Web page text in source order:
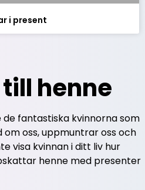
i present
henne
fantastiska kvinnorna som
om oss, uppmuntrar oss och
visa kvinnan i ditt liv hur
henne med presenter